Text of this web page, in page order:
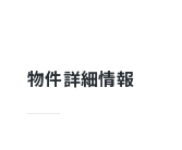
物件詳細情報